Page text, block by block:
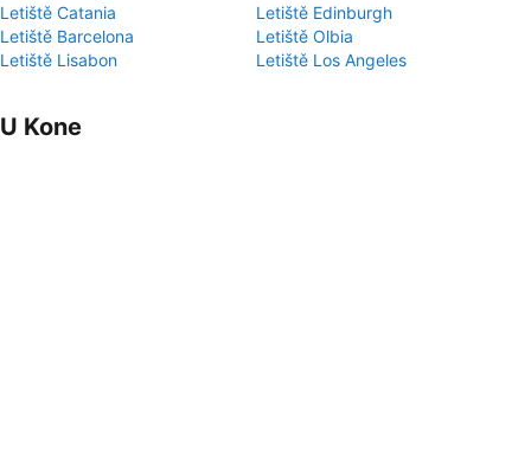
Letiště Catania
Letiště Edinburgh
Letiště Barcelona
Letiště Olbia
Letiště Lisabon
Letiště Los Angeles
U Kone